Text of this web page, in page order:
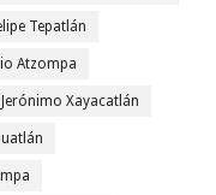
Tepatlán
Atzompa
Xayacatlán